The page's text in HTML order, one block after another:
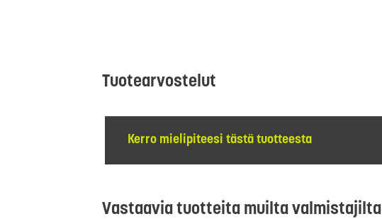
Tuotearvostelut
Kerro mielipiteesi tästä tuotteesta
Vastaavia tuotteita muilta valmistajilta